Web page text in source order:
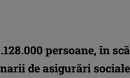
persoane, în
de asigurări